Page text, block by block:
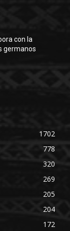
con la
germanos
1702
778
320
269
205
204
172